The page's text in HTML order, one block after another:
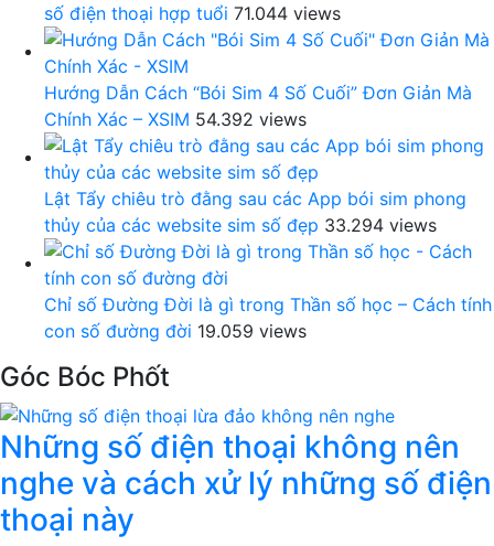
số điện thoại hợp tuổi 71.044 views
Hướng Dẫn Cách “Bói Sim 4 Số Cuối” Đơn Giản Mà
Chính Xác – XSIM 54.392 views
Lật Tẩy chiêu trò đằng sau các App bói sim phong
thủy của các website sim số đẹp 33.294 views
Chỉ số Đường Đời là gì trong Thần số học – Cách tính
con số đường đời 19.059 views
Góc Bóc Phốt
Những số điện thoại không nên
nghe và cách xử lý những số điện
thoại này